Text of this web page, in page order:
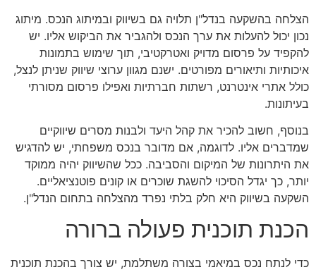
הצלחה בהשקעה בנדל"ן תלויה גם בשיווק ובמיתוג הנכס. מיתוג
נכון יכול להעלות את ערך הנכס ולהגביר את הביקוש אליו. יש
להקפיד על פרסום מדויק ואטרקטיבי, תוך שימוש בתמונות
איכותיות ותיאורים מפורטים. ישנם מגוון ערוצי שיווק שניתן לנצל,
כולל אתרי אינטרנט, רשתות חברתיות ואפילו פרסום מסורתי
בעיתונות.
בנוסף, חשוב להכיר את קהל היעד ולבנות מסרים שיווקיים
שמדברים אליו. לדוגמה, אם מדובר בנכס משפחתי, יש להדגיש
את היתרונות של המיקום והסביבה. ככל שהשיווק יהיה ממוקד
יותר, כך יגדל הסיכוי להשגת שוכרים או קונים פוטנציאליים.
השקעה בשיווק היא חלק בלתי נפרד מהצלחה בתחום הנדל"ן.
הכנת תוכנית פעולה ברורה
כדי לנתח נכס במיאמי בצורה משתלמת, יש צורך בהכנת תוכנית